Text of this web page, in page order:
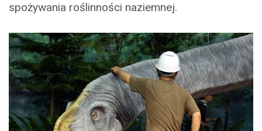
spożywania roślinności naziemnej.